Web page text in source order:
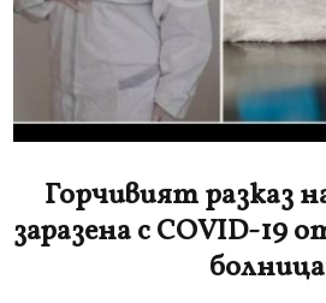
Горчивият разказ
заразена с COVID-19